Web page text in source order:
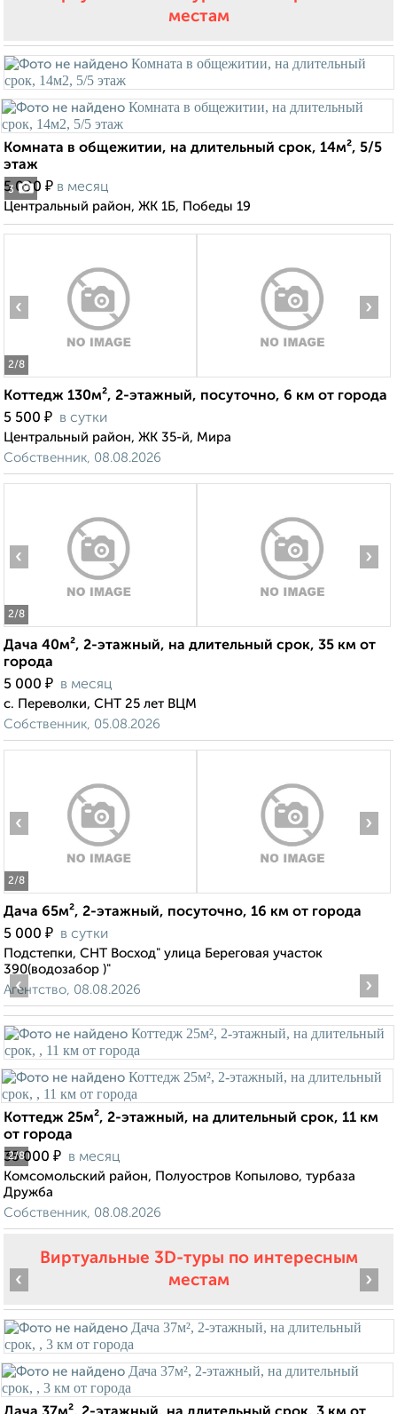
местам
3
Комната в общежитии, на длительный срок, 14м², 5/5
этаж
5 000 ₽ в месяц
Центральный район, ЖК 1Б, Победы 19
2/8
‹ ›
Коттедж 130м², 2-этажный, посуточно, 6 км от города
5 500 ₽ в сутки
Центральный район, ЖК 35-й, Мира
Собственник, 08.08.2026
2/8
‹ ›
Дача 40м², 2-этажный, на длительный срок, 35 км от
города
5 000 ₽ в месяц
с. Переволки, СНТ 25 лет ВЦМ
Собственник, 05.08.2026
2/8
‹ ›
Дача 65м², 2-этажный, посуточно, 16 км от города
5 000 ₽ в сутки
Подстепки, СНТ Восход" улица Береговая участок
390(водозабор )"
Агентство, 08.08.2026
2/8
‹ ›
Коттедж 25м², 2-этажный, на длительный срок, 11 км
от города
35 000 ₽ в месяц
Комсомольский район, Полуостров Копылово, турбаза
Дружба
Собственник, 08.08.2026
Виртуальные 3D-туры по интересным
местам
‹ ›